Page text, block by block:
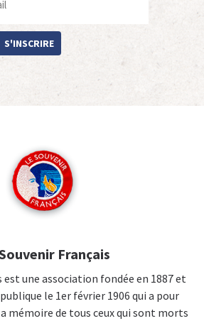
S'INSCRIRE
Français
est une association fondée en 1887 et
le 1er février 1906 qui a pour
mémoire de tous ceux qui sont morts